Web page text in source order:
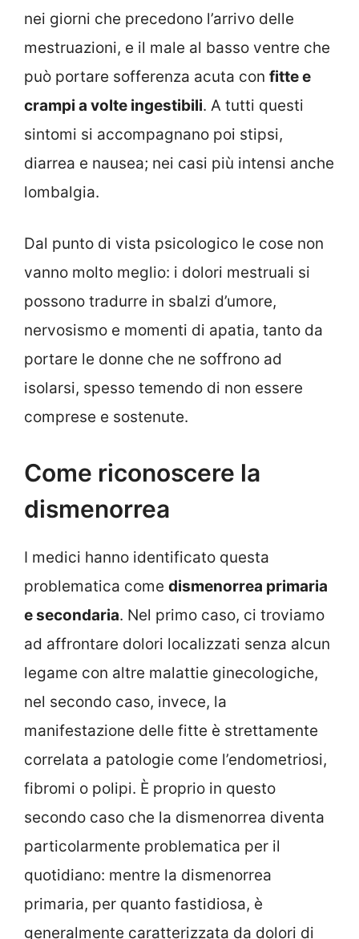
nei giorni che precedono l’arrivo delle
mestruazioni, e il male al basso ventre che
può portare sofferenza acuta con fitte e
crampi a volte ingestibili. A tutti questi
sintomi si accompagnano poi stipsi,
diarrea e nausea; nei casi più intensi anche
lombalgia.
Dal punto di vista psicologico le cose non
vanno molto meglio: i dolori mestruali si
possono tradurre in sbalzi d’umore,
nervosismo e momenti di apatia, tanto da
portare le donne che ne soffrono ad
isolarsi, spesso temendo di non essere
comprese e sostenute.
Come riconoscere la
dismenorrea
I medici hanno identificato questa
problematica come dismenorrea primaria
e secondaria. Nel primo caso, ci troviamo
ad affrontare dolori localizzati senza alcun
legame con altre malattie ginecologiche,
nel secondo caso, invece, la
manifestazione delle fitte è strettamente
correlata a patologie come l’endometriosi,
fibromi o polipi. È proprio in questo
secondo caso che la dismenorrea diventa
particolarmente problematica per il
quotidiano: mentre la dismenorrea
primaria, per quanto fastidiosa, è
generalmente caratterizzata da dolori di